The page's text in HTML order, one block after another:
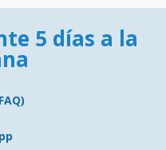
5 días a la